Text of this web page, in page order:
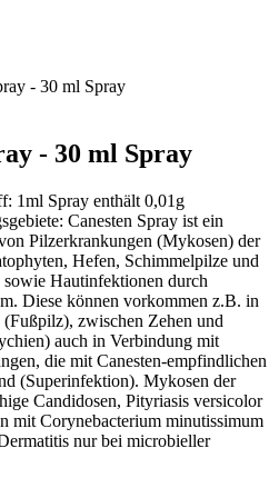
- 30 ml Spray
- 30 ml Spray
1ml Spray enthält 0,01g
Canesten Spray ist ein
Pilzerkrankungen (Mykosen) der
Hefen, Schimmelpilze und
Hautinfektionen durch
Diese können vorkommen z.B. in
zwischen Zehen und
auch in Verbindung mit
die mit Canesten-empfindlichen
(Superinfektion). Mykosen der
Candidosen, Pityriasis versicolor
mit Corynebacterium minutissimum
nur bei microbieller